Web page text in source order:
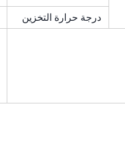
درجة حرارة التخزين